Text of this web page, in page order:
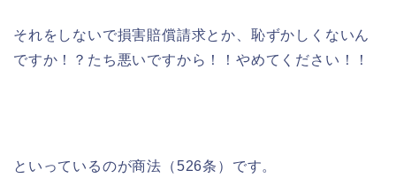
それをしないで損害賠償請求とか、恥ずかしくないん
ですか！？たち悪いですから！！やめてください！！
といっているのが商法（526条）です。